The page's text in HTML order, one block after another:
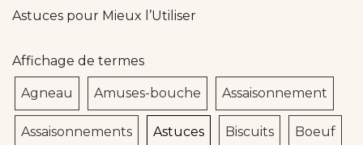
Astuces pour Mieux l’Utiliser
Affichage de termes
Agneau Amuses-bouche Assaisonnement
Assaisonnements Astuces Biscuits Boeuf